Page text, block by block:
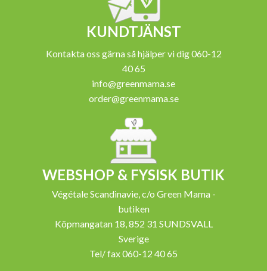
KUNDTJÄNST
Kontakta oss gärna så hjälper vi dig 060-12
40 65
info@greenmama.se
order@greenmama.se
WEBSHOP & FYSISK BUTIK
Végétale Scandinavie, c/o Green Mama -
butiken
Köpmangatan 18, 852 31 SUNDSVALL
Sverige
Tel/ fax 060-12 40 65